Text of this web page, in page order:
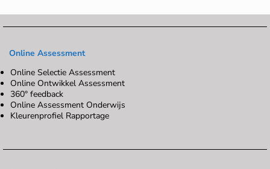
Online Assessment
Online Selectie Assessment
Online Ontwikkel Assessment
360° feedback
Online Assessment Onderwijs
Kleurenprofiel Rapportage